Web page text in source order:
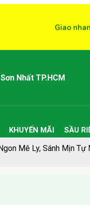
Giao
Nhất TP.HCM
KHUYẾN MÃI SẦU
Mê Ly, Sánh Mịn Tự